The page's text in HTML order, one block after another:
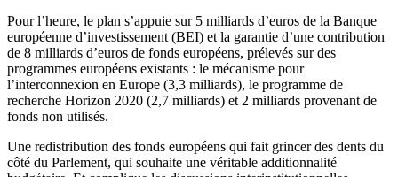
Pour l’heure, le plan s’appuie sur 5 milliards d’euros de la Banque
européenne d’investissement (BEI) et la garantie d’une contribution
de 8 milliards d’euros de fonds européens, prélevés sur des
programmes européens existants : le mécanisme pour
l’interconnexion en Europe (3,3 milliards), le programme de
recherche Horizon 2020 (2,7 milliards) et 2 milliards provenant de
fonds non utilisés.
Une redistribution des fonds européens qui fait grincer des dents du
côté du Parlement, qui souhaite une véritable additionnalité